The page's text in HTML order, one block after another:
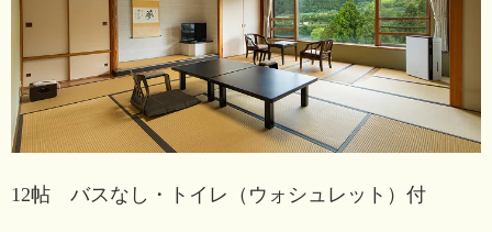
12帖 バスなし・トイレ（ウォシュレット）付